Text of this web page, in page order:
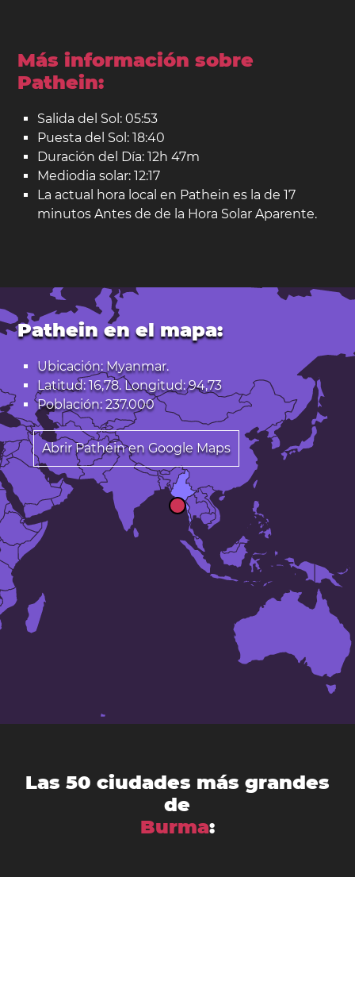
Más información sobre
Pathein:
Salida del Sol: 05:53
Puesta del Sol: 18:40
Duración del Día: 12h 47m
Mediodia solar: 12:17
La actual hora local en Pathein es la de 17
minutos Antes de de la Hora Solar Aparente.
Pathein en el mapa:
Ubicación: Myanmar.
Latitud: 16,78. Longitud: 94,73
Población: 237.000
Abrir Pathein en Google Maps
Las 50 ciudades más grandes
de
Burma: